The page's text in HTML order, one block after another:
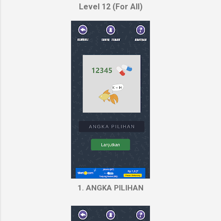
Level 12 (For All)
1. ANGKA PILIHAN